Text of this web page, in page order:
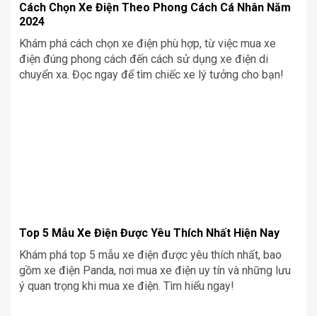
Cách Chọn Xe Điện Theo Phong Cách Cá Nhân Năm
2024
Khám phá cách chọn xe điện phù hợp, từ việc mua xe
điện đúng phong cách đến cách sử dụng xe điện di
chuyển xa. Đọc ngay để tìm chiếc xe lý tưởng cho bạn!
Top 5 Mẫu Xe Điện Được Yêu Thích Nhất Hiện Nay
Khám phá top 5 mẫu xe điện được yêu thích nhất, bao
gồm xe điện Panda, nơi mua xe điện uy tín và những lưu
ý quan trọng khi mua xe điện. Tìm hiểu ngay!